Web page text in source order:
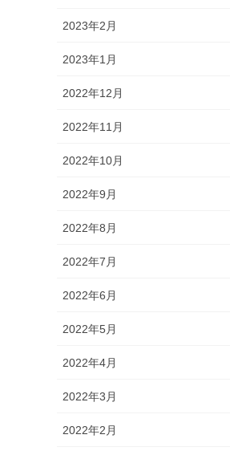
2023年2月
2023年1月
2022年12月
2022年11月
2022年10月
2022年9月
2022年8月
2022年7月
2022年6月
2022年5月
2022年4月
2022年3月
2022年2月